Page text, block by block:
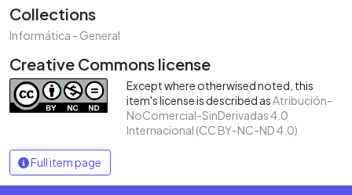
Collections
Informática - General
Creative Commons license
Except where otherwised noted, this
item's license is described asAtribución-
NoComercial-SinDerivadas 4.0
Internacional (CC BY-NC-ND 4.0)
Full item page